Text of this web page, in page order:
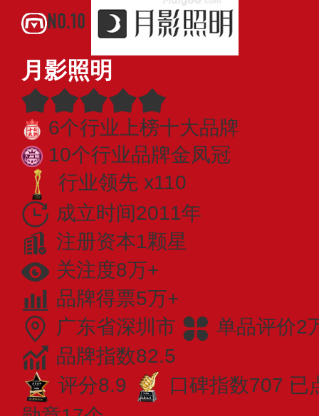
NO.10
月影照明
6个行业上榜十大品牌
10个行业品牌金凤冠
行业领先 x110
成立时间2011年
注册资本1颗星
关注度8万+
品牌得票5万+
广东省深圳市
单品评价2
品牌指数82.5
评分8.9
口碑指数707 已